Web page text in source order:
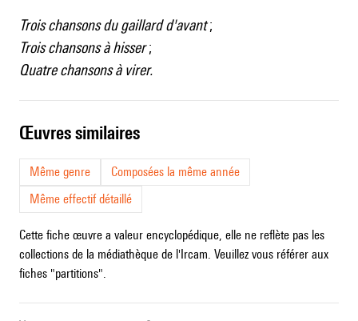
Trois chansons du gaillard d'avant;
Trois chansons à hisser;
Quatre chansons à virer.
œuvres similaires
Même genre
Composées la même année
Même effectif détaillé
Cette fiche œuvre a valeur encyclopédique, elle ne reflète pas les
collections de la médiathèque de l'Ircam. Veuillez vous référer aux
fiches "partitions".